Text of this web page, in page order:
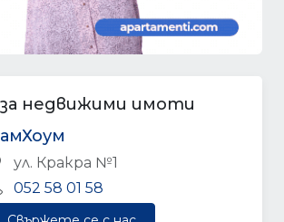
ул. Кракра №1
052 58 01 58
Свържете се с нас